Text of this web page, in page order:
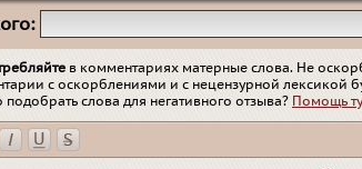
в комментариях матерные слова. Не
с оскорблениями и с нецензурной лексикой
слова для негативного отзыва? Помощь